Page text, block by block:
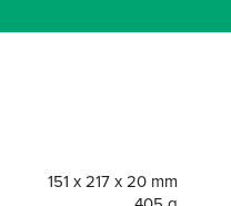
151 x 217 x 20 mm